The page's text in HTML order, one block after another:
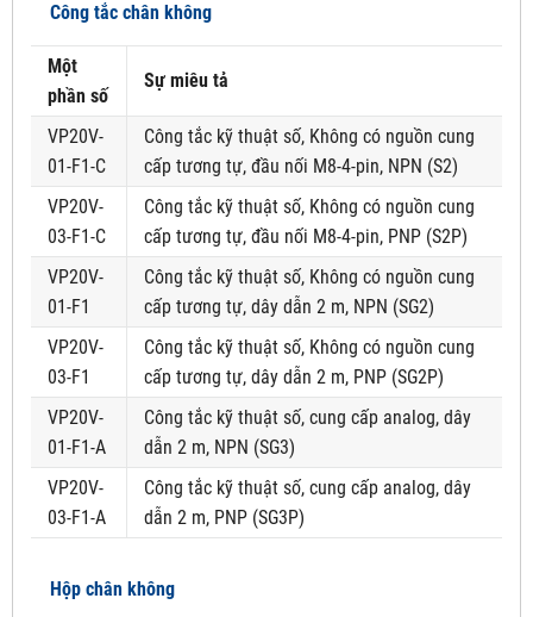
Công tắc chân không
Một
phần số
Sự miêu tả
VP20V-
01-F1-C
Công tắc kỹ thuật số, Không có nguồn cung
cấp tương tự, đầu nối M8-4-pin, NPN (S2)
VP20V-
03-F1-C
Công tắc kỹ thuật số, Không có nguồn cung
cấp tương tự, đầu nối M8-4-pin, PNP (S2P)
VP20V-
01-F1
Công tắc kỹ thuật số, Không có nguồn cung
cấp tương tự, dây dẫn 2 m, NPN (SG2)
VP20V-
03-F1
Công tắc kỹ thuật số, Không có nguồn cung
cấp tương tự, dây dẫn 2 m, PNP (SG2P)
VP20V-
01-F1-A
Công tắc kỹ thuật số, cung cấp analog, dây
dẫn 2 m, NPN (SG3)
VP20V-
03-F1-A
Công tắc kỹ thuật số, cung cấp analog, dây
dẫn 2 m, PNP (SG3P)
Hộp chân không